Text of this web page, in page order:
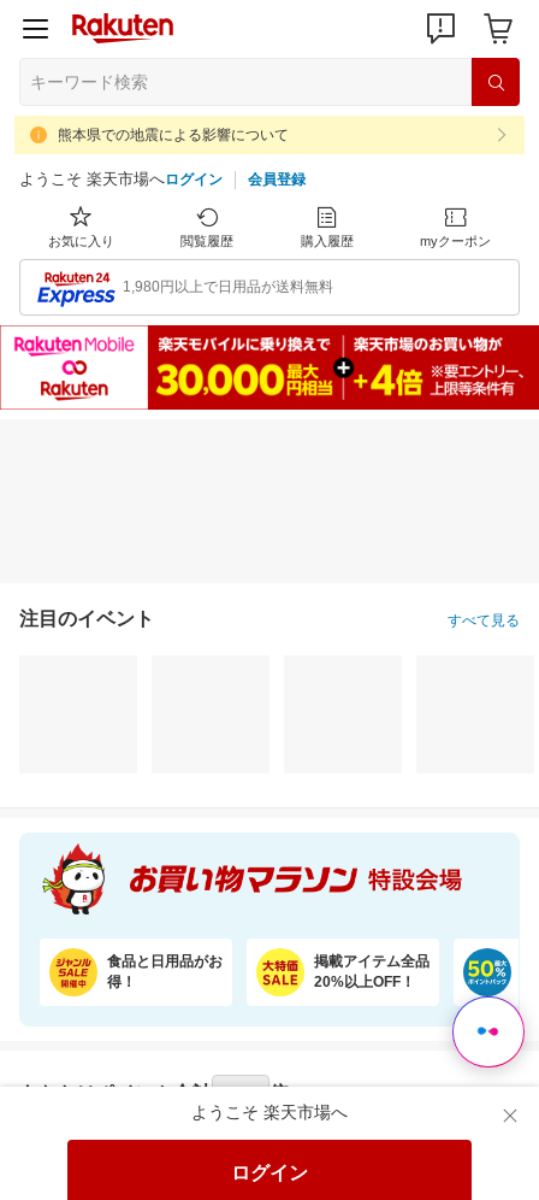
熊本県での地震による影響について
ようこそ 楽天市場へログイン 会員登録
お気に入り 閲覧履歴 購入履歴 myクーポン
1,980円以上で日用品が送料無料
ようこそ 楽天市場へ
ログイン
注目のイベント すべて見る
食品と日用品がお
得！
掲載アイテム全品
20%以上OFF！
あなたはポイント 合計 倍